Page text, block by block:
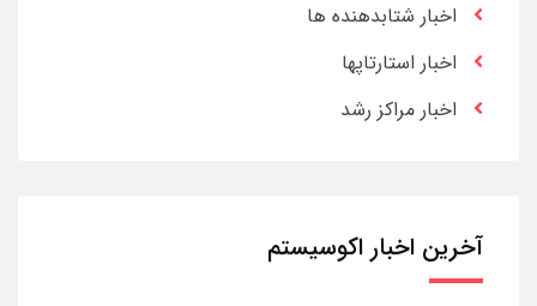
اخبار شتابدهنده ها
اخبار استارتاپها
اخبار مراکز رشد
آخرین اخبار اکوسیستم